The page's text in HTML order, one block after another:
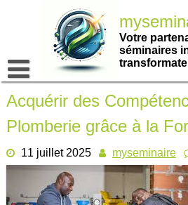
Votre
séminaires
Acquérir des
Plomberie grâce à la
11 juillet 2025 myseminaire